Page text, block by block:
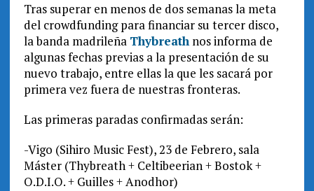
Tras superar en menos de dos semanas la meta
del crowdfunding para financiar su tercer disco,
la banda madrileña Thybreathnos informa de
algunas fechas previas a la presentación de su
nuevo trabajo, entre ellas la que les sacará por
primera vez fuera de nuestras fronteras.
Las primeras paradas confirmadas serán:
-Vigo (Sihiro Music Fest), 23 de Febrero, sala
Máster (Thybreath + Celtibeerian + Bostok +
O.D.I.O. + Guilles + Anodhor)